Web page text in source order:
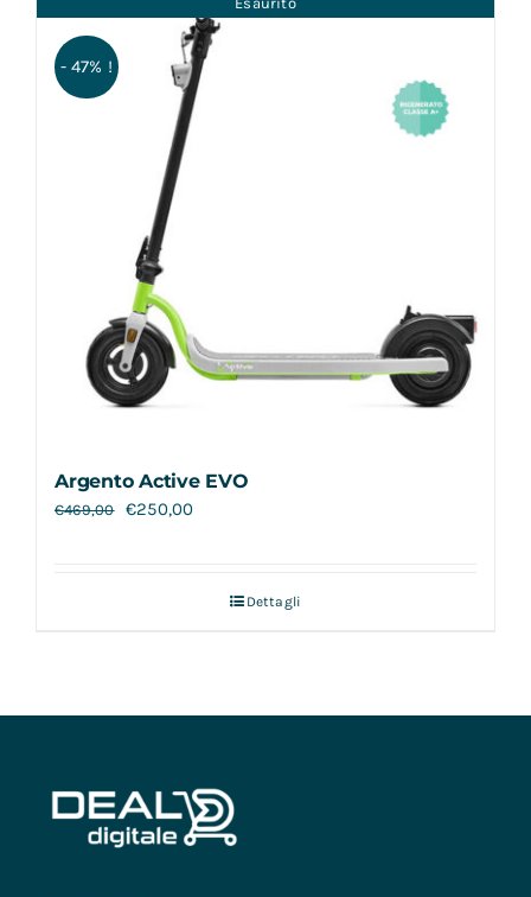
- 47% !
Argento Active EVO
€469,00 €250,00
Dettagli